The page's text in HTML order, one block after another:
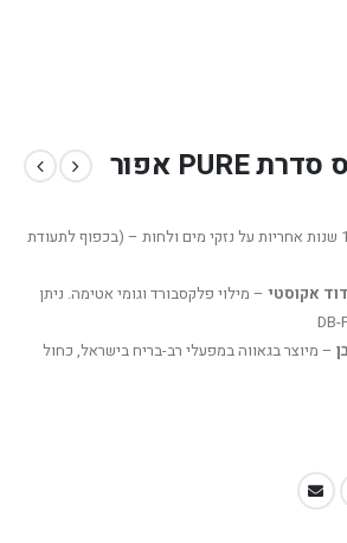
דלתות קו אפס סדרת PURE אפור
– 10 שנות אחריות על נזקי מים ולחות – (בכפוף לתעודת
אקוסטי – מילוי פלקסבורד וגומי אטימה. ניתן
– מיוצר בגאווה במפעלי רב-בריח בישראל, כחול